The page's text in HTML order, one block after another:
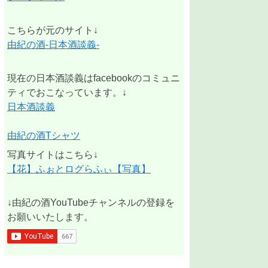
こちらが元のサイト↓
由紀の酒-日本酒談義-
現在の日本酒談義はfacebookのコミュニ
ティでおこなっています。↓
日本酒談義
由紀の酒Tシャツ
写真サイトはこちら↓
【花】ふぉとログらふぃ【写真】
↓由紀の酒YouTubeチャンネルの登録を
お願いいたします。